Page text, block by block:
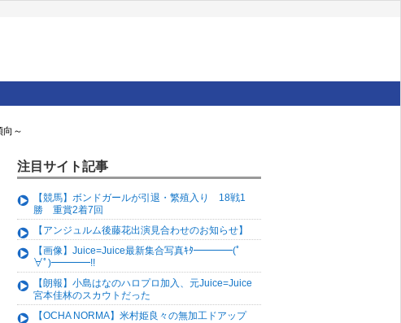
～
注目サイト記事
【競馬】ボンドガールが引退・繁殖入り 18戦1
勝 重賞2着7回
【アンジュルム後藤花出演見合わせのお知らせ】
【画像】Juice=Juice最新集合写真ｷﾀ━━━━(ﾟ
∀ﾟ)━━━━!!
【朗報】小島はなのハロプロ加入、元Juice=Juice
宮本佳林のスカウトだった
【OCHA NORMA】米村姫良々の無加工ドアップ